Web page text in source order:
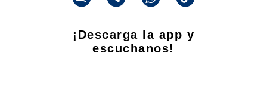
¡Descarga la app y
escuchanos!